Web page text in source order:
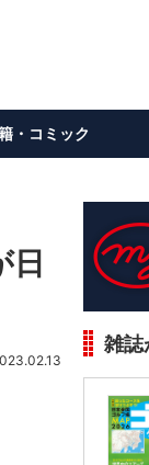
・コミック
雑誌